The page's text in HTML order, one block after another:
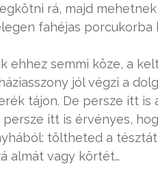
rá, majd
fahéjas porcukorba
ehhez semmi köze, a
jól végzi a
tájon. De persze itt is
persze itt is érvényes,
töltheted a
almát vagy körtét…